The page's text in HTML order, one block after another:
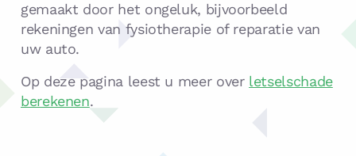
gemaakt door het ongeluk, bijvoorbeeld
rekeningen van fysiotherapie of reparatie van
uw auto.
Op deze pagina leest u meer over letselschade
berekenen.